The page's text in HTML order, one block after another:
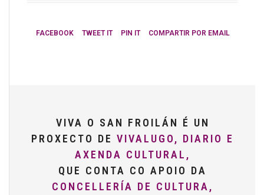
FACEBOOK TWEET IT PIN IT COMPARTIR POR EMAIL
VIVA O SAN FROILÁN É UN
PROXECTO DE VIVALUGO, DIARIO E
AXENDA CULTURAL,
QUE CONTA CO APOIO DA
CONCELLERÍA DE CULTURA,